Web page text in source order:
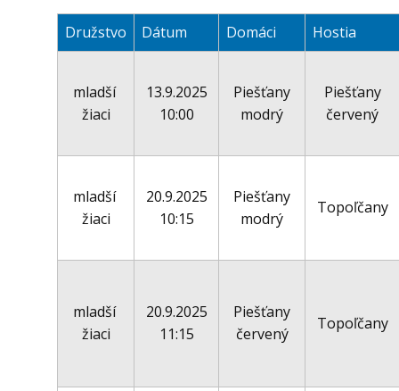
Družstvo Dátum Domáci Hostia
mladší
žiaci
13.9.2025
10:00
Piešťany
modrý
Piešťany
červený
mladší
žiaci
20.9.2025
10:15
Piešťany
modrý
Topoľčany
mladší
žiaci
20.9.2025
11:15
Piešťany
červený
Topoľčany